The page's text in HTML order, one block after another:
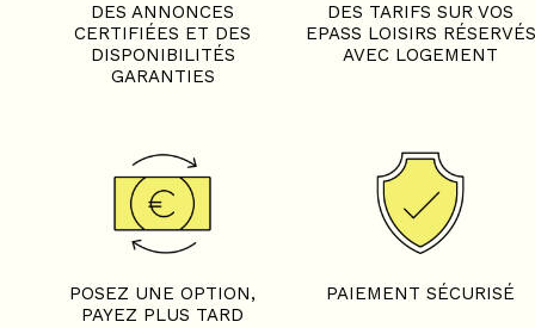
DES ANNONCES
CERTIFIÉES ET DES
DISPONIBILITÉS
GARANTIES
DES TARIFS SUR VOS
EPASS LOISIRS RÉSERVÉS
AVEC LOGEMENT
POSEZ UNE OPTION,
PAYEZ PLUS TARD
PAIEMENT SÉCURISÉ